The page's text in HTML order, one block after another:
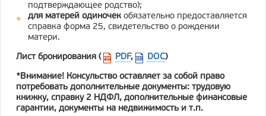
подтверждающее родство);
для матерей одиночек обязательно предоставляется
справка форма 25, свидетельство о рождении
матери.
Лист бронирования ( PDF, DOC)
*Внимание! Консульство оставляет за собой право
потребовать дополнительные документы: трудовую
книжку, справку 2 НДФЛ, дополнительные финансовые
гарантии, документы на недвижимость и т.п.